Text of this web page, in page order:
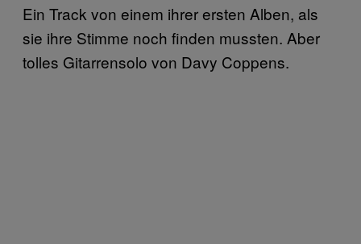
Ein Track von einem ihrer ersten Alben, als
sie ihre Stimme noch finden mussten. Aber
tolles Gitarrensolo von Davy Coppens.